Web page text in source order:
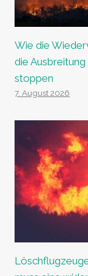
Wie die
die
stoppen
7. August 2026